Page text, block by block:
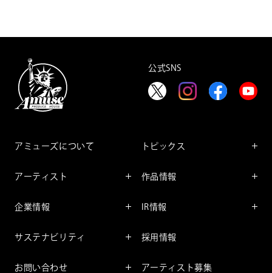
公式SNS
アミューズについて
アーティスト
企業情報
企業理念
サステナビリティ
お問い合わせ
トピックス
レポート
作品情報
コミック
IR情報
IRマネージメント
採用情報
アーティスト募集